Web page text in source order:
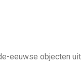
eeuwse objecten